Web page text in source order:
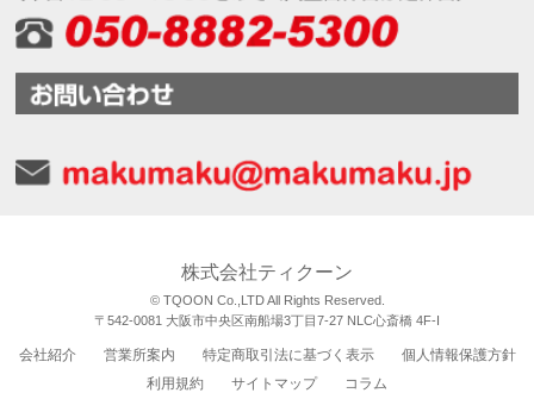
株式会社ティクーン
© TQOON Co.,LTD All Rights Reserved.
〒542-0081 大阪市中央区南船場3丁目7-27 NLC心斎橋 4F-I
会社紹介 営業所案内 特定商取引法に基づく表示
個人情報保護方針
利用規約
サイトマップ コラム